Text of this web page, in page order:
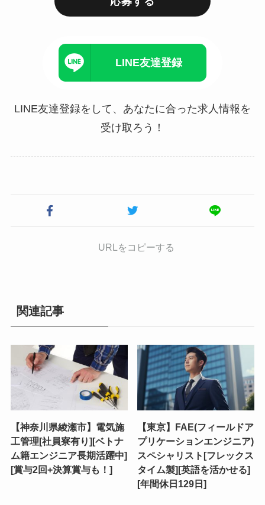
LINE友達登録
LINE友達登録をして、あなたに合った求人情報を
受け取ろう！
URLをコピーする
関連記事
【神奈川県綾瀬市】電気施
工管理[社員寮有り][ベトナ
ム籍エンジニア長期活躍中]
[賞与2回+決算賞与も！]
【東京】FAE(フィールドア
プリケーションエンジニア)
スペシャリスト[フレックス
タイム製][英語を活かせる]
[年間休日129日]